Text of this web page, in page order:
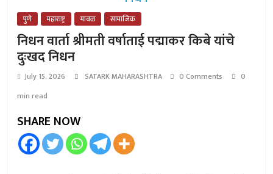
पुणे महाराष्ट्र मावळ सामाजिक
निधन वार्ता श्रीमती वर्षाताई पद्माकर किबे यांचे
दुःखद निधन
July 15, 2026 SATARK MAHARASHTRA 0 Comments
0
min read
SHARE NOW